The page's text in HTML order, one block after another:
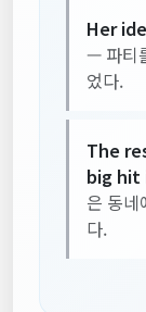
Her
— 파티
었다.
The
big hit
은 동네
다.